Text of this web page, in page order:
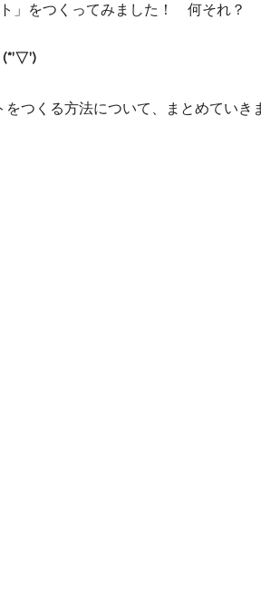
」をつくってみました！ 何それ？
をつくる方法について、まとめてい